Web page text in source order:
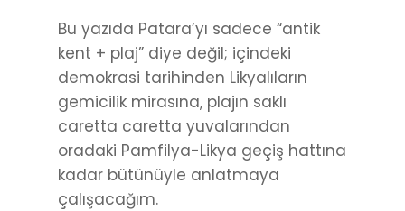
Bu yazıda Patara’yı sadece “antik
kent + plaj” diye değil; içindeki
demokrasi tarihinden Likyalıların
gemicilik mirasına, plajın saklı
caretta caretta yuvalarından
oradaki Pamfilya-Likya geçiş hattına
kadar bütünüyle anlatmaya
çalışacağım.